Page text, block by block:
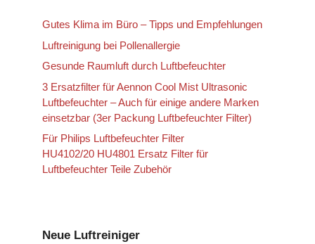
Gutes Klima im Büro – Tipps und Empfehlungen
Luftreinigung bei Pollenallergie
Gesunde Raumluft durch Luftbefeuchter
3 Ersatzfilter für Aennon Cool Mist Ultrasonic
Luftbefeuchter – Auch für einige andere Marken
einsetzbar (3er Packung Luftbefeuchter Filter)
Für Philips Luftbefeuchter Filter
HU4102/20 HU4801 Ersatz Filter für
Luftbefeuchter Teile Zubehör
Neue Luftreiniger